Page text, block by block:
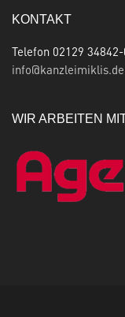
KONTAKT
Telefon 02129
info@kanzleimiklis.de
WIR ARBEITEN